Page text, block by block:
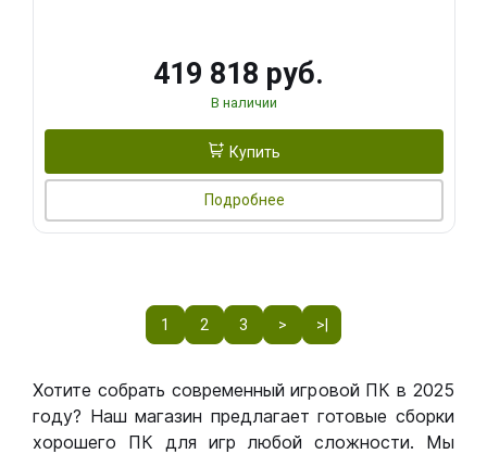
419 818 руб.
В наличии
Купить
Подробнее
1 2 3 > >|
Хотите собрать современный игровой ПК в 2025
году? Наш магазин предлагает готовые сборки
хорошего ПК для игр любой сложности. Мы